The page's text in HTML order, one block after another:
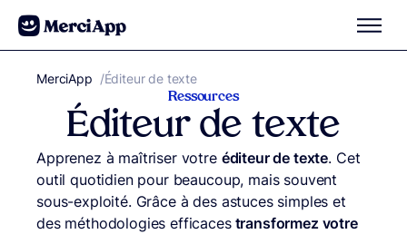
Aller au contenu
MerciApp correcteur orthographe
/Éditeur de texte
Ressources
Éditeur de texte
Apprenez à maîtriser votre éditeur de texte. Cet
outil quotidien pour beaucoup, mais souvent
sous-exploité. Grâce à des astuces simples et
des méthodologies efficacestransformez votre